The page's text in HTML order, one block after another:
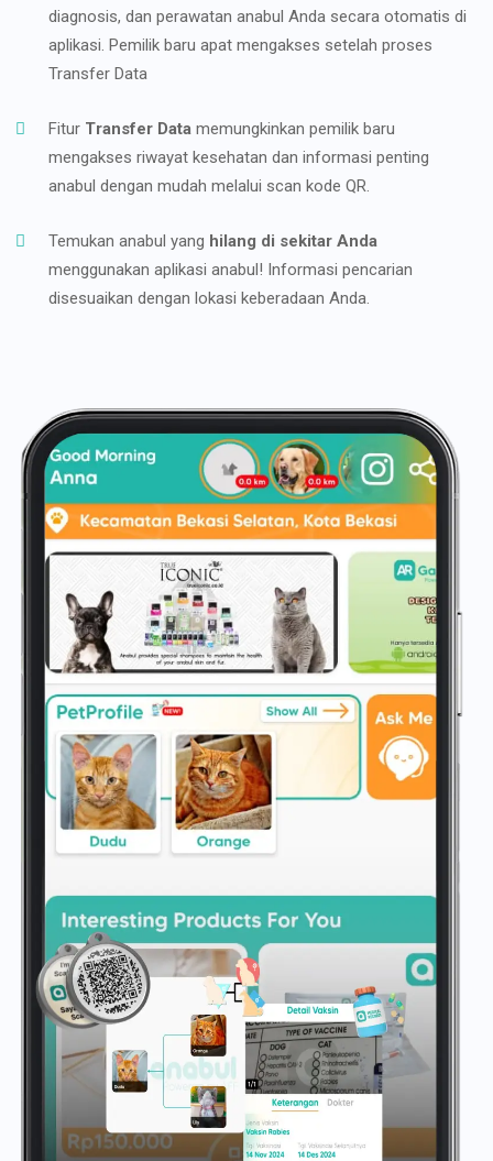
diagnosis, dan perawatan anabul Anda secara otomatis di
aplikasi. Pemilik baru apat mengakses setelah proses
Transfer Data
Fitur Transfer Data memungkinkan pemilik baru
mengakses riwayat kesehatan dan informasi penting
anabul dengan mudah melalui scan kode QR.
Temukan anabul yang hilang di sekitar Anda
menggunakan aplikasi anabul! Informasi pencarian
disesuaikan dengan lokasi keberadaan Anda.